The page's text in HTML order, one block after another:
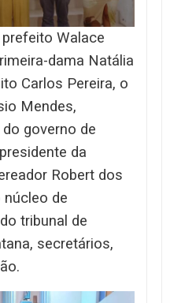
Walace
dama Natália
Carlos Pereira, o
Mendes,
governo de
da
Robert dos
de
tribunal de
secretários,